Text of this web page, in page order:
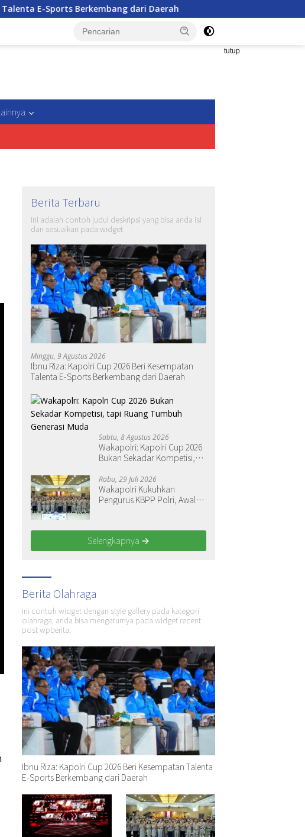
dari Daerah
Wakapolri: Kapolri Cup 2026 Bukan
tutup
Berita Terbaru
Ini adalah contoh judul deskripsi yang bisa anda isi
dan sesuaikan pada widget
Minggu, 9 Agustus 2026
Ibnu Riza: Kapolri Cup 2026 Beri Kesempatan
Talenta E-Sports Berkembang dari Daerah
Sabtu, 8 Agustus 2026
Wakapolri: Kapolri Cup 2026
Bukan Sekadar Kompetisi,
Muda
Rabu, 29 Juli 2026
Wakapolri Kukuhkan
Pengurus KBPP Polri, Awali
Selengkapnya
Berita Olahraga
Ini contoh widget dengan style gallery pada kategori
olahraga, anda bisa mengaturnya pada widget recent
post wpberita.
Ibnu Riza: Kapolri Cup 2026 Beri Kesempatan Talenta
E-Sports Berkembang dari Daerah